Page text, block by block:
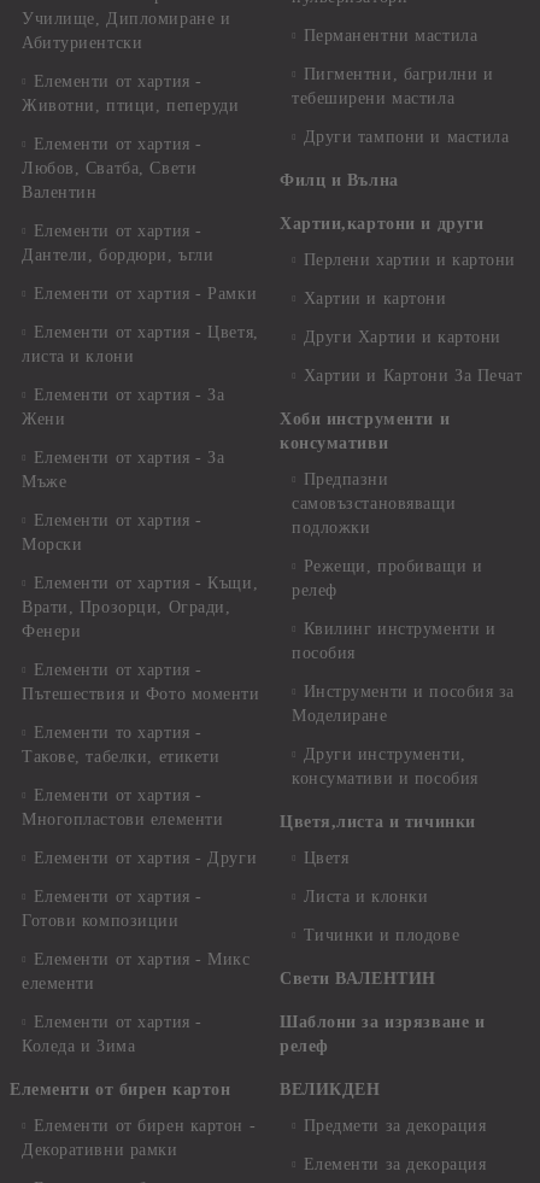
Училище, Дипломиране и
Абитуриентски
Елементи от хартия -
Животни, птици, пеперуди
Елементи от хартия -
Любов, Сватба, Свети
Валентин
Елементи от хартия -
Дантели, бордюри, ъгли
Елементи от хартия - Рамки
Елементи от хартия - Цветя,
листа и клони
Елементи от хартия - За
Жени
Елементи от хартия - За
Мъже
Елементи от хартия -
Морски
Елементи от хартия - Къщи,
Врати, Прозорци, Огради,
Фенери
Елементи от хартия -
Пътешествия и Фото моменти
Елементи то хартия -
Такове, табелки, етикети
Елементи от хартия -
Многопластови елементи
Елементи от хартия - Други
Елементи от хартия -
Готови композиции
Елементи от хартия - Микс
елементи
Елементи от хартия -
Коледа и Зима
Елементи от бирен картон
Елементи от бирен картон -
Декоративни рамки
Перманентни мастила
Пигментни, багрилни и
тебеширени мастила
Други тампони и мастила
Филц и Вълна
Хартии,картони и други
Перлени хартии и картони
Хартии и картони
Други Хартии и картони
Хартии и Картони За Печат
Хоби инструменти и
консумативи
Предпазни
самовъзстановяващи
подложки
Режещи, пробиващи и
релеф
Квилинг инструменти и
пособия
Инструменти и пособия за
Моделиране
Други инструменти,
консумативи и пособия
Цветя,листа и тичинки
Цветя
Листа и клонки
Тичинки и плодове
Свети ВАЛЕНТИН
Шаблони за изрязване и
релеф
ВЕЛИКДЕН
Предмети за декорация
Елементи за декорация